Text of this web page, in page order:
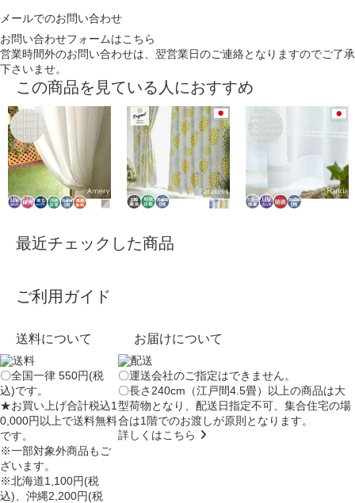
メールでのお問い合わせ
お問い合わせフォームはこちら
営業時間外のお問い合わせは、翌営業日のご連絡となりますのでご了承
下さいませ。
この商品を見ている人におすすめ
最近チェックした商品
ご利用ガイド
送料について
〇全国一律 550円(税
込)です。
★お買い上げ合計税込1
0,000円以上で送料無料
です。
※一部対象外商品もご
ざいます。
※北海道1,100円(税
込)、沖縄2,200円(税
お届けについて
〇運送会社のご指定はできません。
〇長さ240cm（江戸間4.5畳）以上の商品は大
型荷物となり、配送日指定不可 、集合住宅の場
合は1階でのお渡しが原則となります。
詳しくはこちら